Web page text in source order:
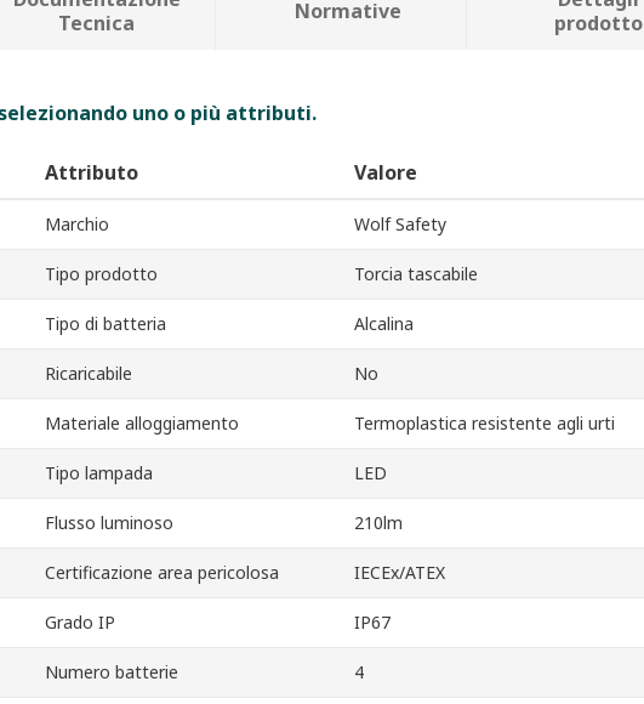
Tecnica
Normative
prodotto
uno o più attributi.
Attributo Valore
Marchio Wolf Safety
Tipo prodotto Torcia tascabile
Tipo di batteria Alcalina
Ricaricabile No
Materiale alloggiamento Termoplastica resistente agli urti
Tipo lampada LED
Flusso luminoso 210lm
Certificazione area pericolosa IECEx/ATEX
Grado IP IP67
Numero batterie 4